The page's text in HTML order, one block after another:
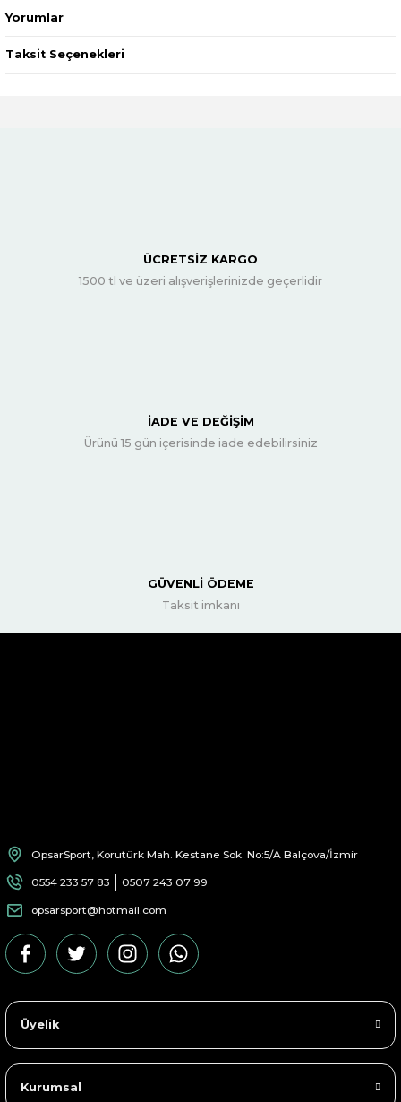
Yorumlar
Taksit Seçenekleri
ÜCRETSİZ KARGO
1500 tl ve üzeri alışverişlerinizde geçerlidir
İADE VE DEĞİŞİM
Ürünü 15 gün içerisinde iade edebilirsiniz
GÜVENLİ ÖDEME
Taksit imkanı
OpsarSport, Korutürk Mah. Kestane Sok. No:5/A Balçova/İzmir
0554 233 57 83 0507 243 07 99
opsarsport@hotmail.com
Üyelik
Kurumsal